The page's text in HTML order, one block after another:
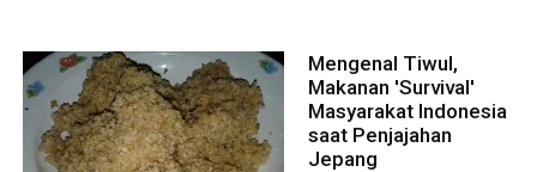
Mengenal Tiwul,
Makanan 'Survival'
Masyarakat Indonesia
saat Penjajahan
Jepang